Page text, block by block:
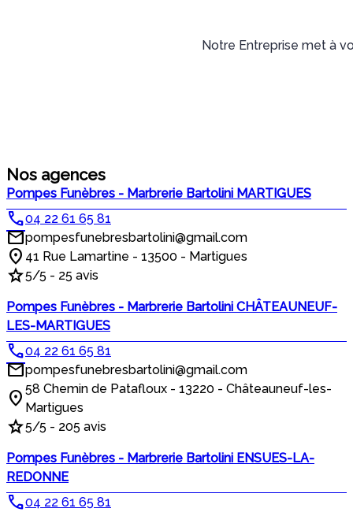
Notre Entreprise met à
Nos agences
Pompes Funèbres - Marbrerie Bartolini MARTIGUES
04 22 61 65 81
pompesfunebresbartolini@gmail.com
41 Rue Lamartine - 13500 - Martigues
5/5 - 25 avis
Pompes Funèbres - Marbrerie Bartolini CHÂTEAUNEUF-
LES-MARTIGUES
04 22 61 65 81
pompesfunebresbartolini@gmail.com
58 Chemin de Patafloux - 13220 - Châteauneuf-les-
Martigues
5/5 - 205 avis
Pompes Funèbres - Marbrerie Bartolini ENSUES-LA-
REDONNE
04 22 61 65 81